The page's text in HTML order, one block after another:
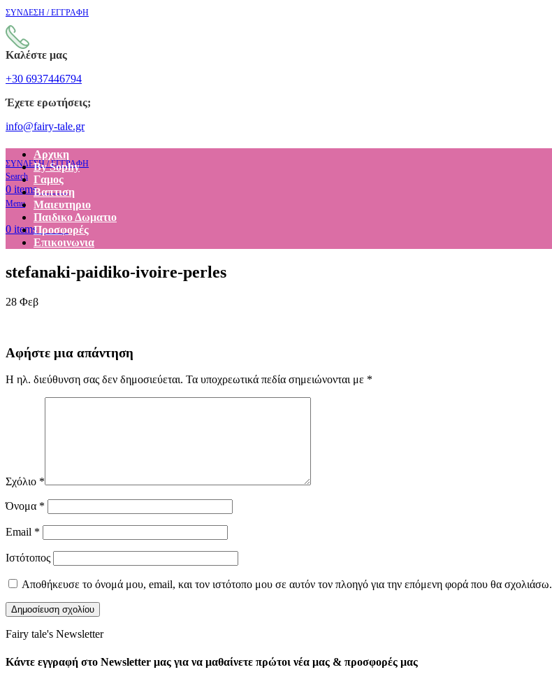
ΣΥΝΔΕΣΗ / ΕΓΓΡΑΦΗ
Καλέστε μας
+30 6937446794
Έχετε ερωτήσεις;
info@fairy-tale.gr
ΣΥΝΔΕΣΗ / ΕΓΓΡΑΦΗ
Search
0 items €0.00
Menu
0 items €0.00
Αρχικη
By Sophy
Γαμος
Βαπτιση
Μαιευτηριο
Παιδικο Δωματιο
Προσφορές
Επικοινωνια
stefanaki-paidiko-ivoire-perles
28 Φεβ
Αφήστε μια απάντηση
Η ηλ. διεύθυνση σας δεν δημοσιεύεται. Τα υποχρεωτικά πεδία σημειώνονται με *
Σχόλιο *
Όνομα *
Email *
Ιστότοπος
Αποθήκευσε το όνομά μου, email, και τον ιστότοπο μου σε αυτόν τον πλοηγό για την επόμενη φορά που θα σχολιάσω.
Fairy tale's Newsletter
Κάντε εγγραφή στο Newsletter μας για να μαθαίνετε πρώτοι νέα μας & προσφορές μας